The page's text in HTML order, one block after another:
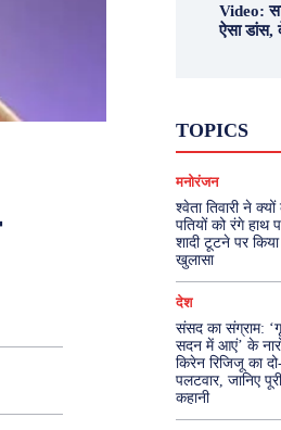
Video:
ऐसा डांस,
TOPICS
मनोरंजन
श्वेता तिवारी ने
पतियों को रंगे हाथ
शादी टूटने पर
खुलासा
देश
संसद का संग्राम:
सदन में आएं’ के
किरेन रिजिजू का
पलटवार, जानिए
कहानी